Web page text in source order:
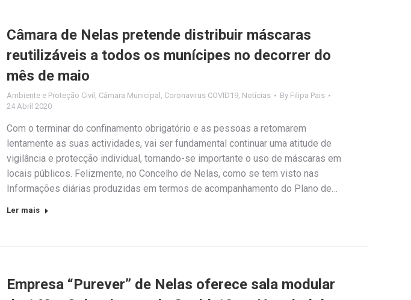
Câmara de Nelas pretende distribuir máscaras
reutilizáveis a todos os munícipes no decorrer do
mês de maio
Ambiente e Proteção Civil Câmara Municipal Coronavirus COVID19 Notícias By Filipa Pais
24 Abril 2020
Com o terminar do confinamento obrigatório e as pessoas a retomarem
lentamente as suas actividades, vai ser fundamental continuar uma atitude de
vigilância e protecção individual, tornando-se importante o uso de máscaras em
locais públicos. Felizmente, no Concelho de Nelas, como se tem visto nas
Informações diárias produzidas em termos de acompanhamento do Plano de…
Ler mais
Empresa “Purever” de Nelas oferece sala modular